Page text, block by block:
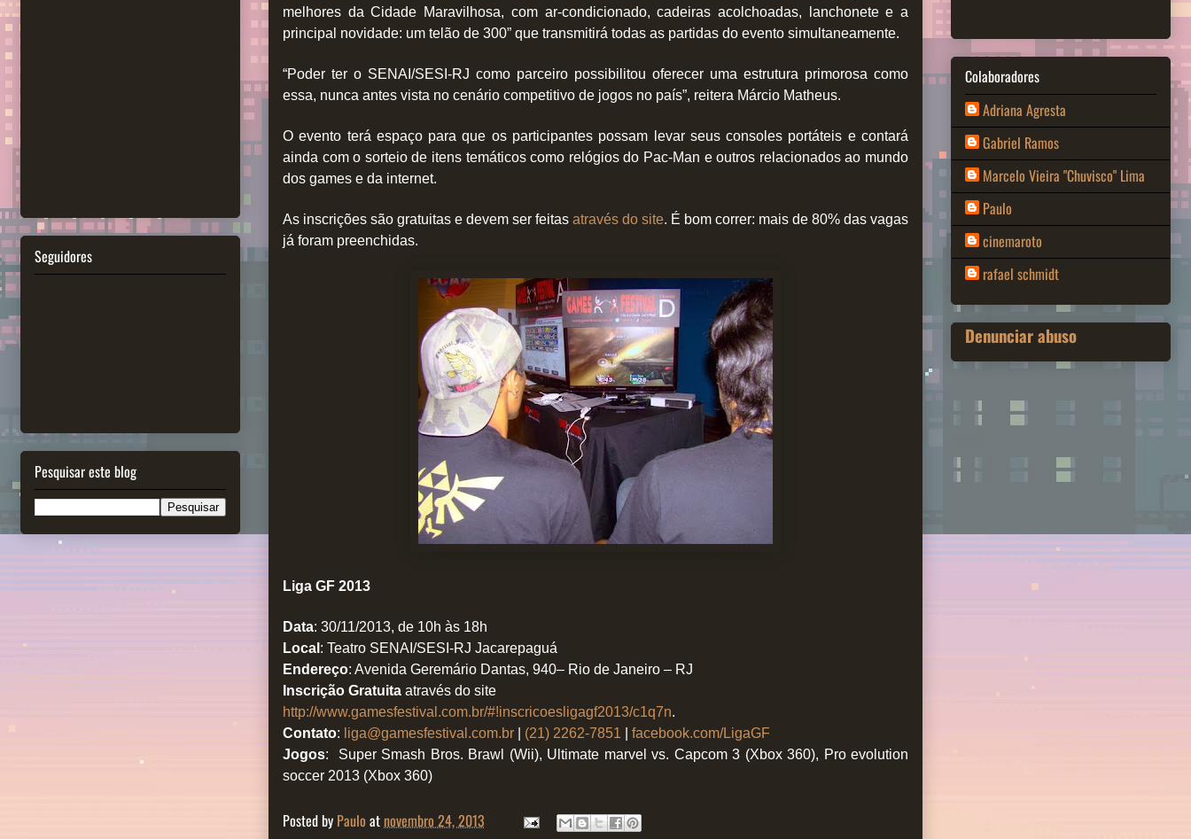
melhores da Cidade Maravilhosa, com ar-condicionado, cadeiras acolchoadas, lanchonete e a
principal novidade: um telão de 300” que transmitirá todas as partidas do evento simultaneamente.
“Poder ter o SENAI/SESI-RJ como parceiro possibilitou oferecer uma estrutura primorosa como
essa, nunca antes vista no cenário competitivo de jogos no país”, reitera Márcio Matheus.
O evento terá espaço para que os participantes possam levar seus consoles portáteis e contará
ainda com o sorteio de itens temáticos como relógios do Pac-Man e outros relacionados ao mundo
dos games e da internet.
As inscrições são gratuitas e devem ser feitas através do site. É bom correr: mais de 80% das vagas
já foram preenchidas.
Liga GF 2013
Data: 30/11/2013, de 10h às 18h
Local : Teatro SENAI/SESI-RJ Jacarepaguá
Endereço: Avenida Geremário Dantas, 940– Rio de Janeiro – RJ
Inscrição Gratuita através do site
http://www.gamesfestival.com.br/#!inscricoesligagf2013/c1q7n.
Contato: liga@gamesfestival.com.br (21) 2262-7851
facebook.com/LigaGF
Jogos:
Super Smash Bros. Brawl (Wii), Ultimate marvel vs. Capcom 3 (Xbox 360), Pro evolution
soccer 2013 (Xbox 360)
Posted by Paulo at novembro 24, 2013
Seguidores
Pesquisar este blog
Colaboradores
Adriana Agresta
Gabriel Ramos
Marcelo Vieira "Chuvisco" Lima
Paulo
cinemaroto
rafael schmidt
Denunciar abuso